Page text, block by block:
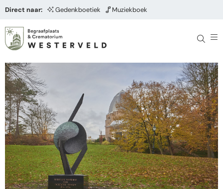
Direct naar: Gedenkboetiek Muziekboek